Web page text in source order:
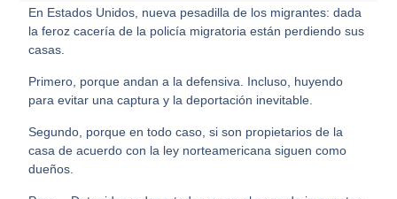
En Estados Unidos, nueva pesadilla de los migrantes: dada
la feroz cacería de la policía migratoria están perdiendo sus
casas.
Primero, porque andan a la defensiva. Incluso, huyendo
para evitar una captura y la deportación inevitable.
Segundo, porque en todo caso, si son propietarios de la
casa de acuerdo con la ley norteamericana siguen como
dueños.